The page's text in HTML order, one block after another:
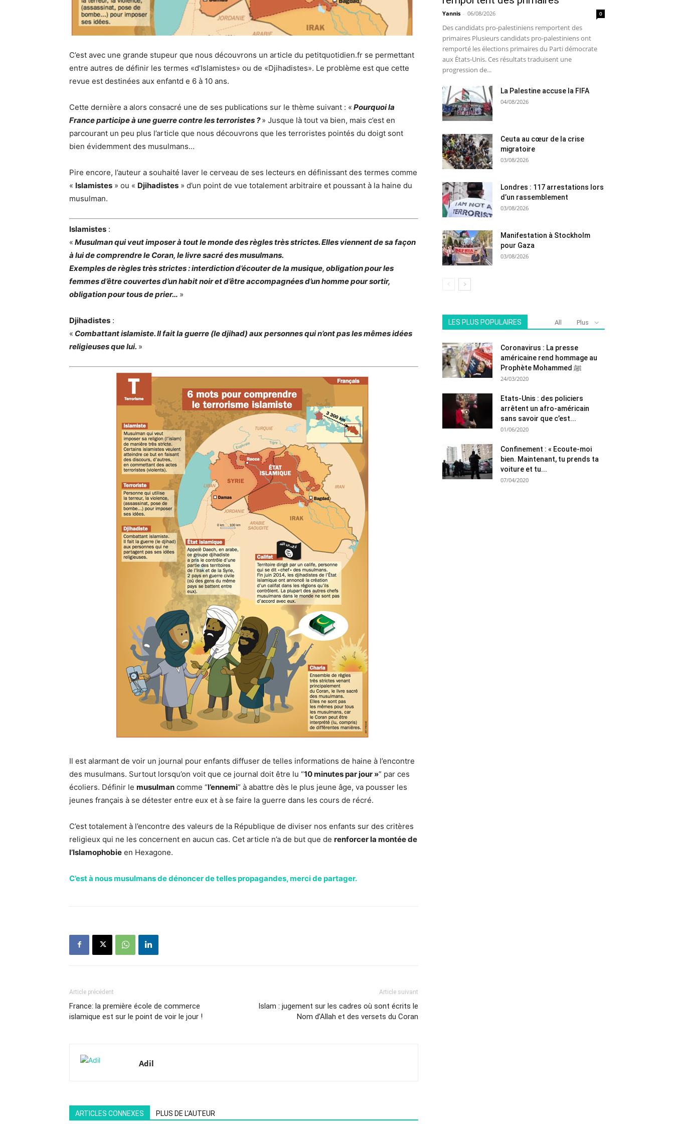
C’est avec une grande stupeur que nous découvrons un article du petitquotidien.fr se permettant
entre autres de définir les termes «d’Islamistes» ou de «Djihadistes». Le problème est que cette
revue est destinées aux enfantd e 6 à 10 ans.
Cette dernière a alors consacré une de ses publications sur le thème suivant : « Pourquoi la
France participe à une guerre contre les terroristes ? » Jusque là tout va bien, mais c’est en
parcourant un peu plus l’article que nous découvrons que les terroristes pointés du doigt sont
bien évidemment des musulmans…
Pire encore, l’auteur a souhaité laver le cerveau de ses lecteurs en définissant des termes comme
« Islamistes » ou « Djihadistes » d’un point de vue totalement arbitraire et poussant à la haine du
musulman.
Islamistes :
« Musulman qui veut imposer à tout le monde des règles très strictes. Elles viennent de sa façon
à lui de comprendre le Coran, le livre sacré des musulmans.
Exemples de règles très strictes : interdiction d’écouter de la musique, obligation pour les
femmes d’être couvertes d’un habit noir et d’être accompagnées d’un homme pour sortir,
obligation pour tous de prier… »
Djihadistes :
« Combattant islamiste. Il fait la guerre (le djihad) aux personnes qui n’ont pas les mêmes idées
religieuses que lui. »
Il est alarmant de voir un journal pour enfants diffuser de telles informations de haine à l’encontre
des musulmans. Surtout lorsqu’on voit que ce journal doit être lu “10 minutes par jour »” par ces
écoliers. Définir le musulman comme “l’ennemi” à abattre dès le plus jeune âge, va pousser les
jeunes français à se détester entre eux et à se faire la guerre dans les cours de récré.
C’est totalement à l’encontre des valeurs de la République de diviser nos enfants sur des critères
religieux qui ne les concernent en aucun cas. Cet article n’a de but que de renforcer la montée de
l’Islamophobie en Hexagone.
C’est à nous musulmans de dénoncer de telles propagandes, merci de partager.
Article précédent
France: la première école de commerce
islamique est sur le point de voir le jour !
Article suivant
Islam : jugement sur les cadres où sont écrits le
Nom d’Allah et des versets du Coran
Adil
ARTICLES CONNEXES PLUS DE L'AUTEUR
Yannis - 06/08/2026 0
Des candidats pro-palestiniens remportent des
primaires Plusieurs candidats pro-palestiniens ont
remporté les élections primaires du Parti démocrate
aux États-Unis. Ces résultats traduisent une
progression de...
La Palestine accuse la FIFA
04/08/2026
Ceuta au cœur de la crise
migratoire
03/08/2026
Londres : 117 arrestations lors
d’un rassemblement
03/08/2026
Manifestation à Stockholm
pour Gaza
03/08/2026
LES PLUS POPULAIRES All Plus
Coronavirus : La presse
américaine rend hommage au
Prophète Mohammed ﷺ
24/03/2020
Etats-Unis : des policiers
arrêtent un afro-américain
sans savoir que c’est...
01/06/2020
Confinement : « Ecoute-moi
bien. Maintenant, tu prends ta
voiture et tu...
07/04/2020